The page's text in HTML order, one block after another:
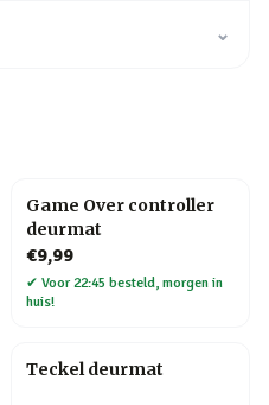
⌄
Game Over controller
deurmat
€9,99
✔ Voor 22:45 besteld, morgen in
huis!
Teckel deurmat